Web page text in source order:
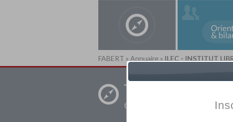
FABERT » Annuaire » ILEC - INSTITUT
Trouver un
établissement